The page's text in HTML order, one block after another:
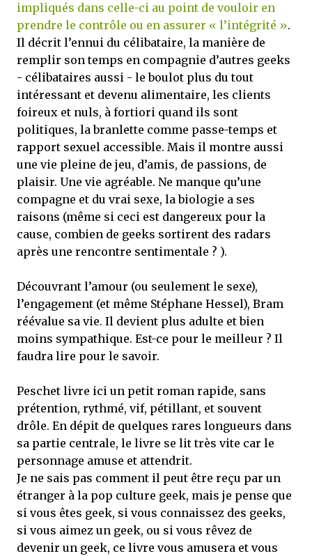
impliqués dans celle-ci au point de vouloir en
prendre le contrôle ou en assurer « l’intégrité ».
Il décrit l’ennui du célibataire, la manière de
remplir son temps en compagnie d’autres geeks
- célibataires aussi - le boulot plus du tout
intéressant et devenu alimentaire, les clients
foireux et nuls, à fortiori quand ils sont
politiques, la branlette comme passe-temps et
rapport sexuel accessible. Mais il montre aussi
une vie pleine de jeu, d’amis, de passions, de
plaisir. Une vie agréable. Ne manque qu’une
compagne et du vrai sexe, la biologie a ses
raisons (même si ceci est dangereux pour la
cause, combien de geeks sortirent des radars
après une rencontre sentimentale ? ).
Découvrant l’amour (ou seulement le sexe),
l’engagement (et même Stéphane Hessel), Bram
réévalue sa vie. Il devient plus adulte et bien
moins sympathique. Est-ce pour le meilleur ? Il
faudra lire pour le savoir.
Peschet livre ici un petit roman rapide, sans
prétention, rythmé, vif, pétillant, et souvent
drôle. En dépit de quelques rares longueurs dans
sa partie centrale, le livre se lit très vite car le
personnage amuse et attendrit.
Je ne sais pas comment il peut être reçu par un
étranger à la pop culture geek, mais je pense que
si vous êtes geek, si vous connaissez des geeks,
si vous aimez un geek, ou si vous rêvez de
devenir un geek, ce livre vous amusera et vous